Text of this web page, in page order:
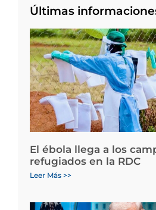
Últimas
El ébola llega a los
refugiados en la RDC
Leer Más >>